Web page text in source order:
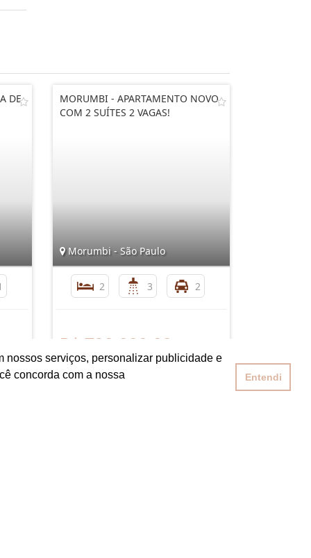
nossos serviços, personalizar publicidade e
concorda com a nossa
Entendi
DE
MORUMBI - APARTAMENTO NOVO
COM 2 SUÍTES 2 VAGAS!
Morumbi - São Paulo
2 3 2
R$ 790.000,00